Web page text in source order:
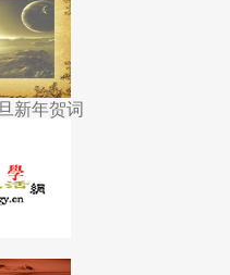
新年贺词